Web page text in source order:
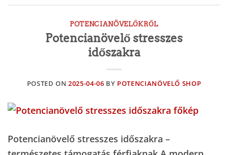
POTENCIANÖVELŐKRŐL
Potencianövelő stresszes
időszakra
POSTED ON2025-04-06 BY POTENCIANÖVELŐ SHOP
Potencianövelő stresszes időszakra –